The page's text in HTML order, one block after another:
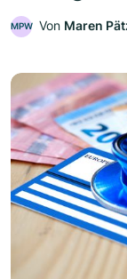
MPW Von Maren